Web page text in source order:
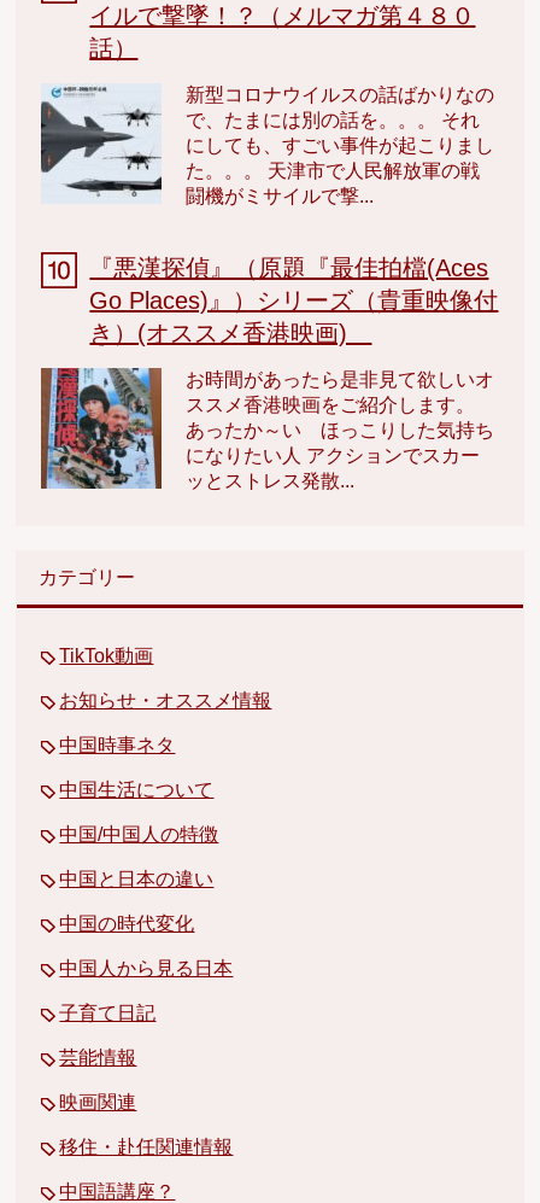
イルで撃墜！？（メルマガ第４８０
話）
新型コロナウイルスの話ばかりなの
で、たまには別の話を。。。 それ
にしても、すごい事件が起こりまし
た。。。 天津市で人民解放軍の戦
闘機がミサイルで撃...
『悪漢探偵』（原題『最佳拍檔(Aces
Go Places)』）シリーズ（貴重映像付
き）(オススメ香港映画)
お時間があったら是非見て欲しいオ
ススメ香港映画をご紹介します。
あったか～い ほっこりした気持ち
になりたい人 アクションでスカー
ッとストレス発散...
カテゴリー
TikTok動画
お知らせ・オススメ情報
中国時事ネタ
中国生活について
中国/中国人の特徴
中国と日本の違い
中国の時代変化
中国人から見る日本
子育て日記
芸能情報
映画関連
移住・赴任関連情報
中国語講座？